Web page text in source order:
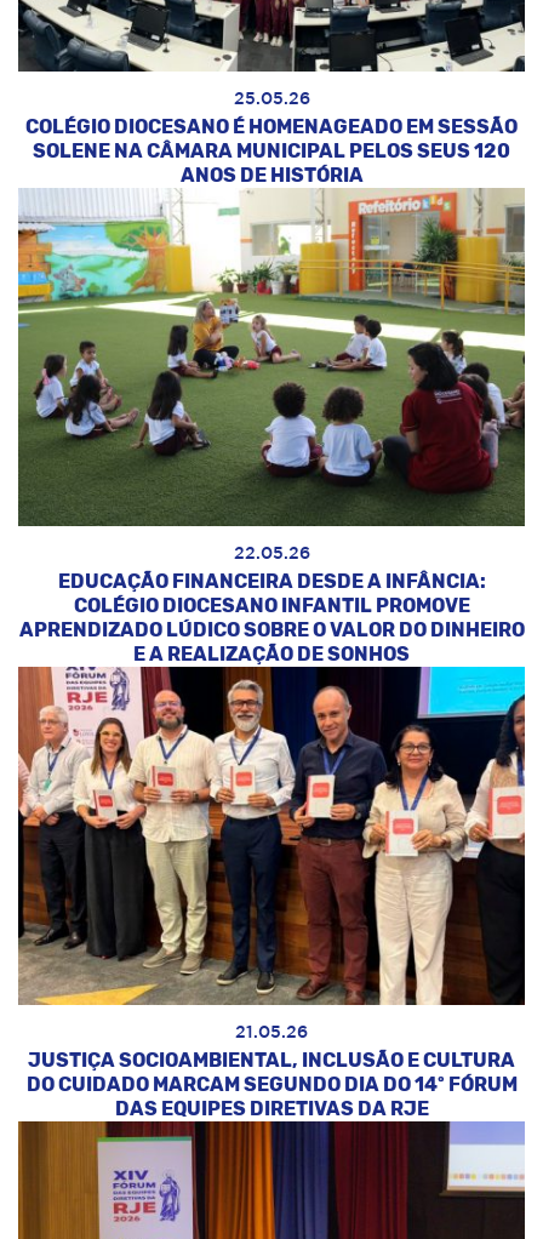
25.05.26
COLÉGIO DIOCESANO É HOMENAGEADO EM SESSÃO
SOLENE NA CÂMARA MUNICIPAL PELOS SEUS 120
ANOS DE HISTÓRIA
22.05.26
EDUCAÇÃO FINANCEIRA DESDE A INFÂNCIA:
COLÉGIO DIOCESANO INFANTIL PROMOVE
APRENDIZADO LÚDICO SOBRE O VALOR DO DINHEIRO
E A REALIZAÇÃO DE SONHOS
21.05.26
JUSTIÇA SOCIOAMBIENTAL, INCLUSÃO E CULTURA
DO CUIDADO MARCAM SEGUNDO DIA DO 14º FÓRUM
DAS EQUIPES DIRETIVAS DA RJE